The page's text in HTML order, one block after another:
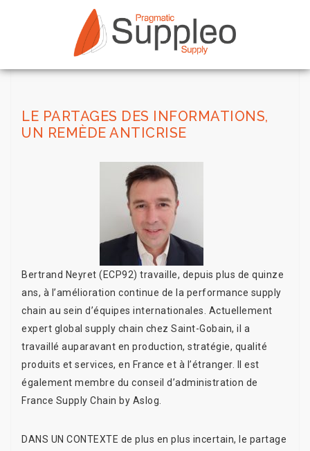
LE PARTAGES DES INFORMATIONS,
UN REMÈDE ANTICRISE
Bertrand Neyret (ECP92) travaille, depuis plus de quinze
ans, à l’amélioration continue de la performance supply
chain au sein d’équipes internationales. Actuellement
expert global supply chain chez Saint-Gobain, il a
travaillé auparavant en production, stratégie, qualité
produits et services, en France et à l’étranger. Il est
également membre du conseil d’administration de
France Supply Chain by Aslog.
DANS UN CONTEXTE de plus en plus incertain, le partage